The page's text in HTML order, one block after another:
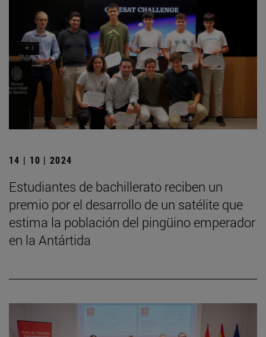
14 | 10 | 2024
Estudiantes de bachillerato reciben un
premio por el desarrollo de un satélite que
estima la población del pingüino emperador
en la Antártida